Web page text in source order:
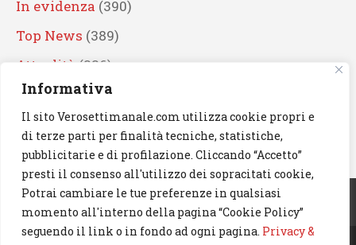
Informativa
Il sito Verosettimanale.com utilizza cookie propri e
di terze parti per finalità tecniche, statistiche,
pubblicitarie e di profilazione. Cliccando “Accetto”
presti il consenso all'utilizzo dei sopracitati cookie,
Potrai cambiare le tue preferenze in qualsiasi
momento all'interno della pagina “Cookie Policy”
seguendo il link o in fondo ad ogni pagina. Privacy &
In evidenza (390)
Top News (389)
Attualità (336)
Eventi(330)
Artisti (241)
News(238)
Cerca